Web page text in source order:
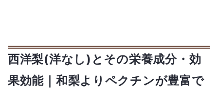
西洋梨(洋なし)とその栄養成分・効
果効能｜和梨よりペクチンが豊富で